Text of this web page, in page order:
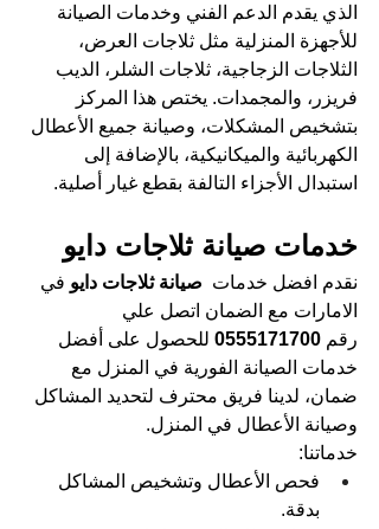
الذي يقدم الدعم الفني وخدمات الصيانة
للأجهزة المنزلية مثل ثلاجات العرض،
الثلاجات الزجاجية، ثلاجات الشلر، الديب
فريزر، والمجمدات. يختص هذا المركز
بتشخيص المشكلات، وصيانة جميع الأعطال
الكهربائية والميكانيكية، بالإضافة إلى
استبدال الأجزاء التالفة بقطع غيار أصلية.
خدمات صيانة ثلاجات دايو
نقدم افضل خدمات صيانة ثلاجات دايو في
الامارات مع الضمان اتصل علي
رقم 0555171700 للحصول على أفضل
خدمات الصيانة الفورية في المنزل مع
ضمان، لدينا فريق محترف لتحديد المشاكل
وصيانة الأعطال في المنزل.
خدماتنا:
فحص الأعطال وتشخيص المشاكل
بدقة.